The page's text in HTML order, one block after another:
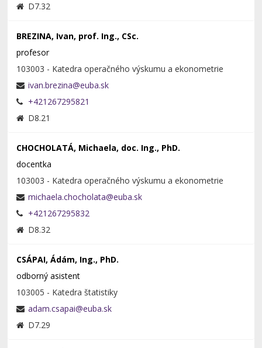
D7.32
BREZINA, Ivan, prof. Ing., CSc.
profesor
103003 - Katedra operačného výskumu a ekonometrie
+421267295821
D8.21
CHOCHOLATÁ, Michaela, doc. Ing., PhD.
docentka
103003 - Katedra operačného výskumu a ekonometrie
+421267295832
D8.32
CSÁPAI, Ádám, Ing., PhD.
odborný asistent
103005 - Katedra štatistiky
D7.29